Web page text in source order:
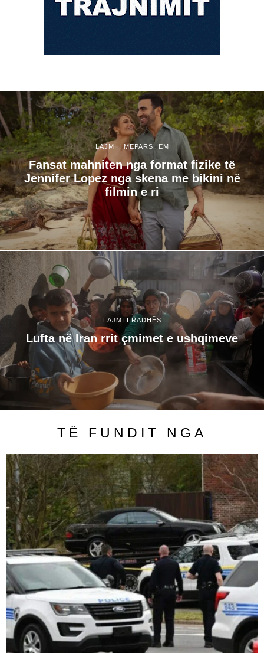
LAJMI I MËPARSHËM
Fansat mahniten nga format fizike të
Jennifer Lopez nga skena me bikini në
filmin e ri
LAJMI I RADHËS
Lufta në Iran rrit çmimet e ushqimeve
TË FUNDIT NGA